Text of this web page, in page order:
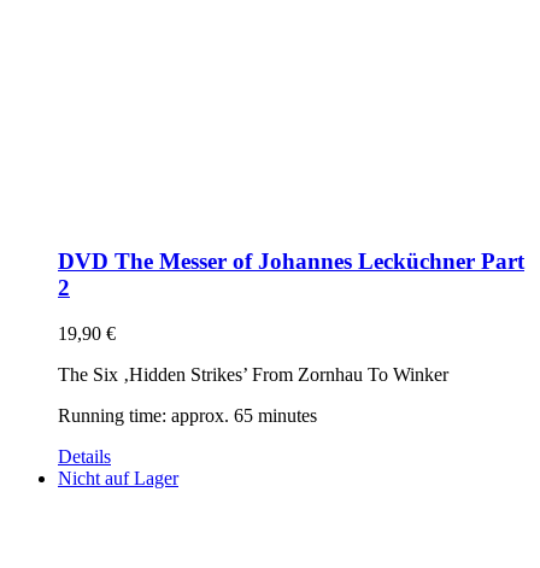
DVD The Messer of Johannes Lecküchner Part
2
19,90 €
The Six ‚Hidden Strikes’ From Zornhau To Winker
Running time: approx. 65 minutes
Details
Nicht auf Lager